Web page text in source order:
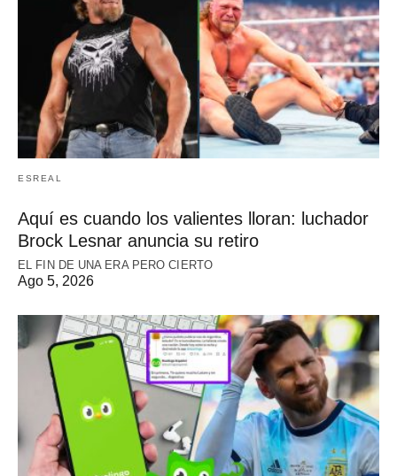
ESREAL
Aquí es cuando los valientes lloran: luchador
Brock Lesnar anuncia su retiro
EL FIN DE UNA ERA PERO CIERTO
Ago 5, 2026